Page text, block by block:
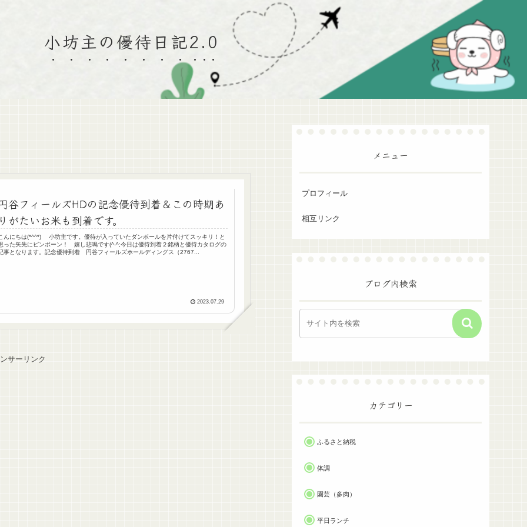
小坊主の優待日記2.0
谷フィールズHDの記念優待到着＆この時期あ
がたいお米も到着です。
んにちは(*^^*) 小坊主です。優待が入っていたダンボールを片付けてスッキリ！と
った矢先にピンポーン！ 嬉し悲鳴です(^-^;今日は優待到着２銘柄と優待カタログの
事となります。記念優待到着 円谷フィールズホールディングス（2767...
2023.07.29
サーリンク
メニュー
プロフィール
相互リンク
ブログ内検索
カテゴリー
ふるさと納税
体調
園芸（多肉）
平日ランチ